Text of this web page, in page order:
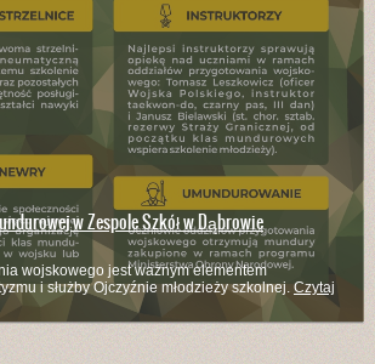
w Zespole Szkół w Dąbrowie
wojskowego jest ważnym elementem
i służby Ojczyźnie młodzieży szkolnej. Czytaj